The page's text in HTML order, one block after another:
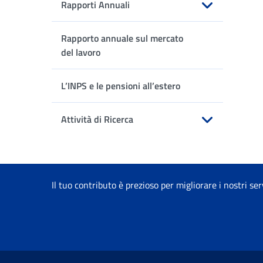
Rapporti Annuali
Apri sottomenu
Rapporto annuale sul mercato
del lavoro
L’INPS e le pensioni all’estero
Attività di Ricerca
Il tuo contributo è prezioso per migliorare i nostri